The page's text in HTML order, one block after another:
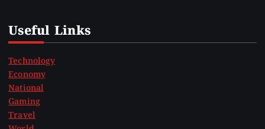
Useful Links
Technology
Economy
National
Gaming
Travel